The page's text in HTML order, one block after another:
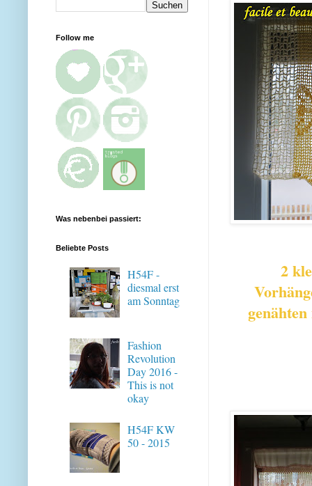
2
Follow me
Was nebenbei passiert:
Beliebte Posts
H54F -
diesmal erst
am Sonntag
Fashion
Revolution
Day 2016 -
This is not
okay
H54F KW
50 - 2015